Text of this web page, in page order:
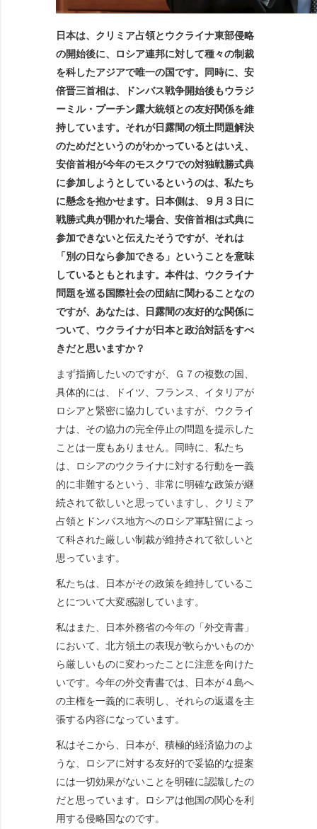
日本は、クリミア占領とウクライナ東部侵略
の開始後に、ロシア連邦に対して種々の制裁
を科したアジアで唯一の国です。同時に、安
倍晋三首相は、ドンバス戦争開始後もウラジ
ーミル・プーチン露大統領との友好関係を維
持しています。それが日露間の領土問題解決
のためだというのがわかっているとはいえ、
安倍首相が今年のモスクワでの対独戦勝式典
に参加しようとしているというのは、私たち
に懸念を抱かせます。日本側は、９月３日に
戦勝式典が開かれた場合、安倍首相は式典に
参加できないと伝えたそうですが、それは
「別の日なら参加できる」ということを意味
しているともとれます。本件は、ウクライナ
問題を巡る国際社会の団結に関わることなの
ですが、あなたは、日露間の友好的な関係に
ついて、ウクライナが日本と政治対話をすべ
きだと思いますか？
まず指摘したいのですが、Ｇ７の複数の国、
具体的には、ドイツ、フランス、イタリアが
ロシアと緊密に協力していますが、ウクライ
ナは、その協力の完全停止の問題を提示した
ことは一度もありません。同時に、私たち
は、ロシアのウクライナに対する行動を一義
的に非難するという、非常に明確な政策が継
続されて欲しいと思っていますし、クリミア
占領とドンバス地方へのロシア軍駐留によっ
て科された厳しい制裁が維持されて欲しいと
思っています。
私たちは、日本がその政策を維持しているこ
とについて大変感謝しています。
私はまた、日本外務省の今年の「外交青書」
において、北方領土の表現が軟らかいものか
ら厳しいものに変わったことに注意を向けた
いです。今年の外交青書では、日本が４島へ
の主権を一義的に表明し、それらの返還を主
張する内容になっています。
私はそこから、日本が、積極的経済協力のよ
うな、ロシアに対する友好的で妥協的な提案
には一切効果がないことを明確に認識したの
だと思っています。ロシアは他国の関心を利
用する侵略国なのです。